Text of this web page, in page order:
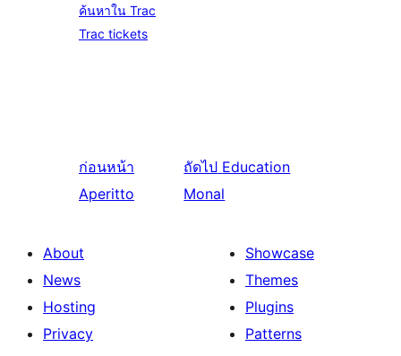
ค้นหาใน Trac
Trac tickets
ก่อนหน้า
Aperitto
ถัดไป Education
Monal
About
News
Hosting
Privacy
Showcase
Themes
Plugins
Patterns